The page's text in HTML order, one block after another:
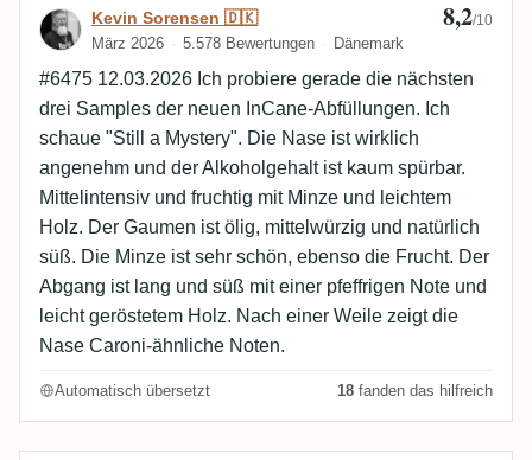
Bewertung von Kevin Sorensen 🇩🇰
Kevin Sorensen 🇩🇰
März 2026 5.578 Bewertungen Dänemark
8,2/10
#6475 12.03.2026 Ich probiere gerade die nächsten
drei Samples der neuen InCane-Abfüllungen. Ich
schaue "Still a Mystery". Die Nase ist wirklich
angenehm und der Alkoholgehalt ist kaum spürbar.
Mittelintensiv und fruchtig mit Minze und leichtem
Holz. Der Gaumen ist ölig, mittelwürzig und natürlich
süß. Die Minze ist sehr schön, ebenso die Frucht. Der
Abgang ist lang und süß mit einer pfeffrigen Note und
leicht geröstetem Holz. Nach einer Weile zeigt die
Nase Caroni-ähnliche Noten.
Automatisch übersetzt 18 fanden das hilfreich